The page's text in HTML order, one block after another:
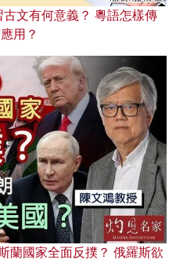
文有何意義？ 粵語怎樣傳
用？
蘭國家全面反撲？ 俄羅斯欲